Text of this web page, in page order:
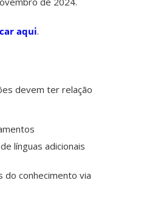
aqui.
devem ter relação
línguas adicionais
conhecimento via